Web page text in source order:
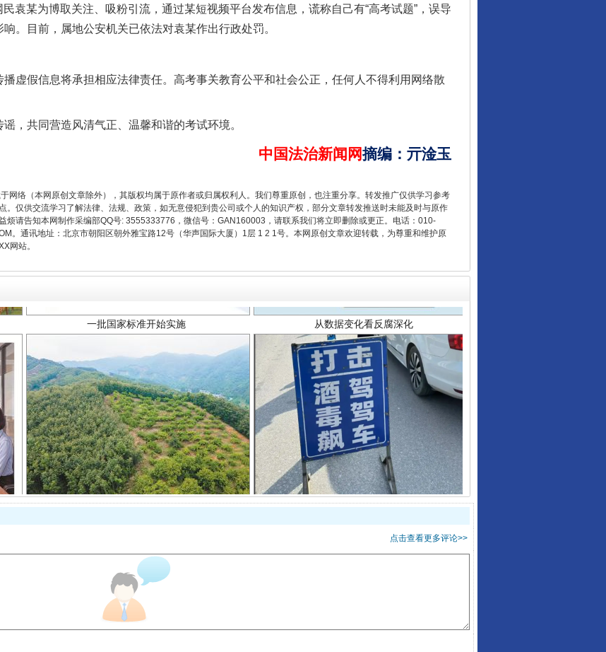
某为博取关注、吸粉引流，通过某短视频平台发布信息，谎称自己有“高考试题”，误导
。目前，属地公安机关已依法对袁某作出行政处罚。
假信息将承担相应法律责任。高考事关教育公平和社会公正，任何人不得利用网络散
共同营造风清气正、温馨和谐的考试环境。
中国法治新闻网摘编 ： 亓淦玉
网络（本网原创文章除外），其版权均属于原作者或归属权利人。我们尊重原创，也注重分享。转发推广仅供学习参考
。仅供交流学习了解法律、法规、政策，如无意侵犯到贵公司或个人的知识产权，部分文章转发推送时未能及时与原作
烦请告知本网制作采编部QQ号: 3555333776，微信号：GAN160003，请联系我们将立即删除或更正。电话：010-
。通讯地址：北京市朝阳区朝外雅宝路12号（华声国际大厦）1层 1 2 1号。本网原创文章欢迎转载，为尊重和维护原
网站。
一批国家标准开始实施 从数据变化看反腐深化
以产业富民促振兴 酒驾未被当场查获能处罚吗
从幼儿园到大学，有这些资助
点击查看更多评论>>